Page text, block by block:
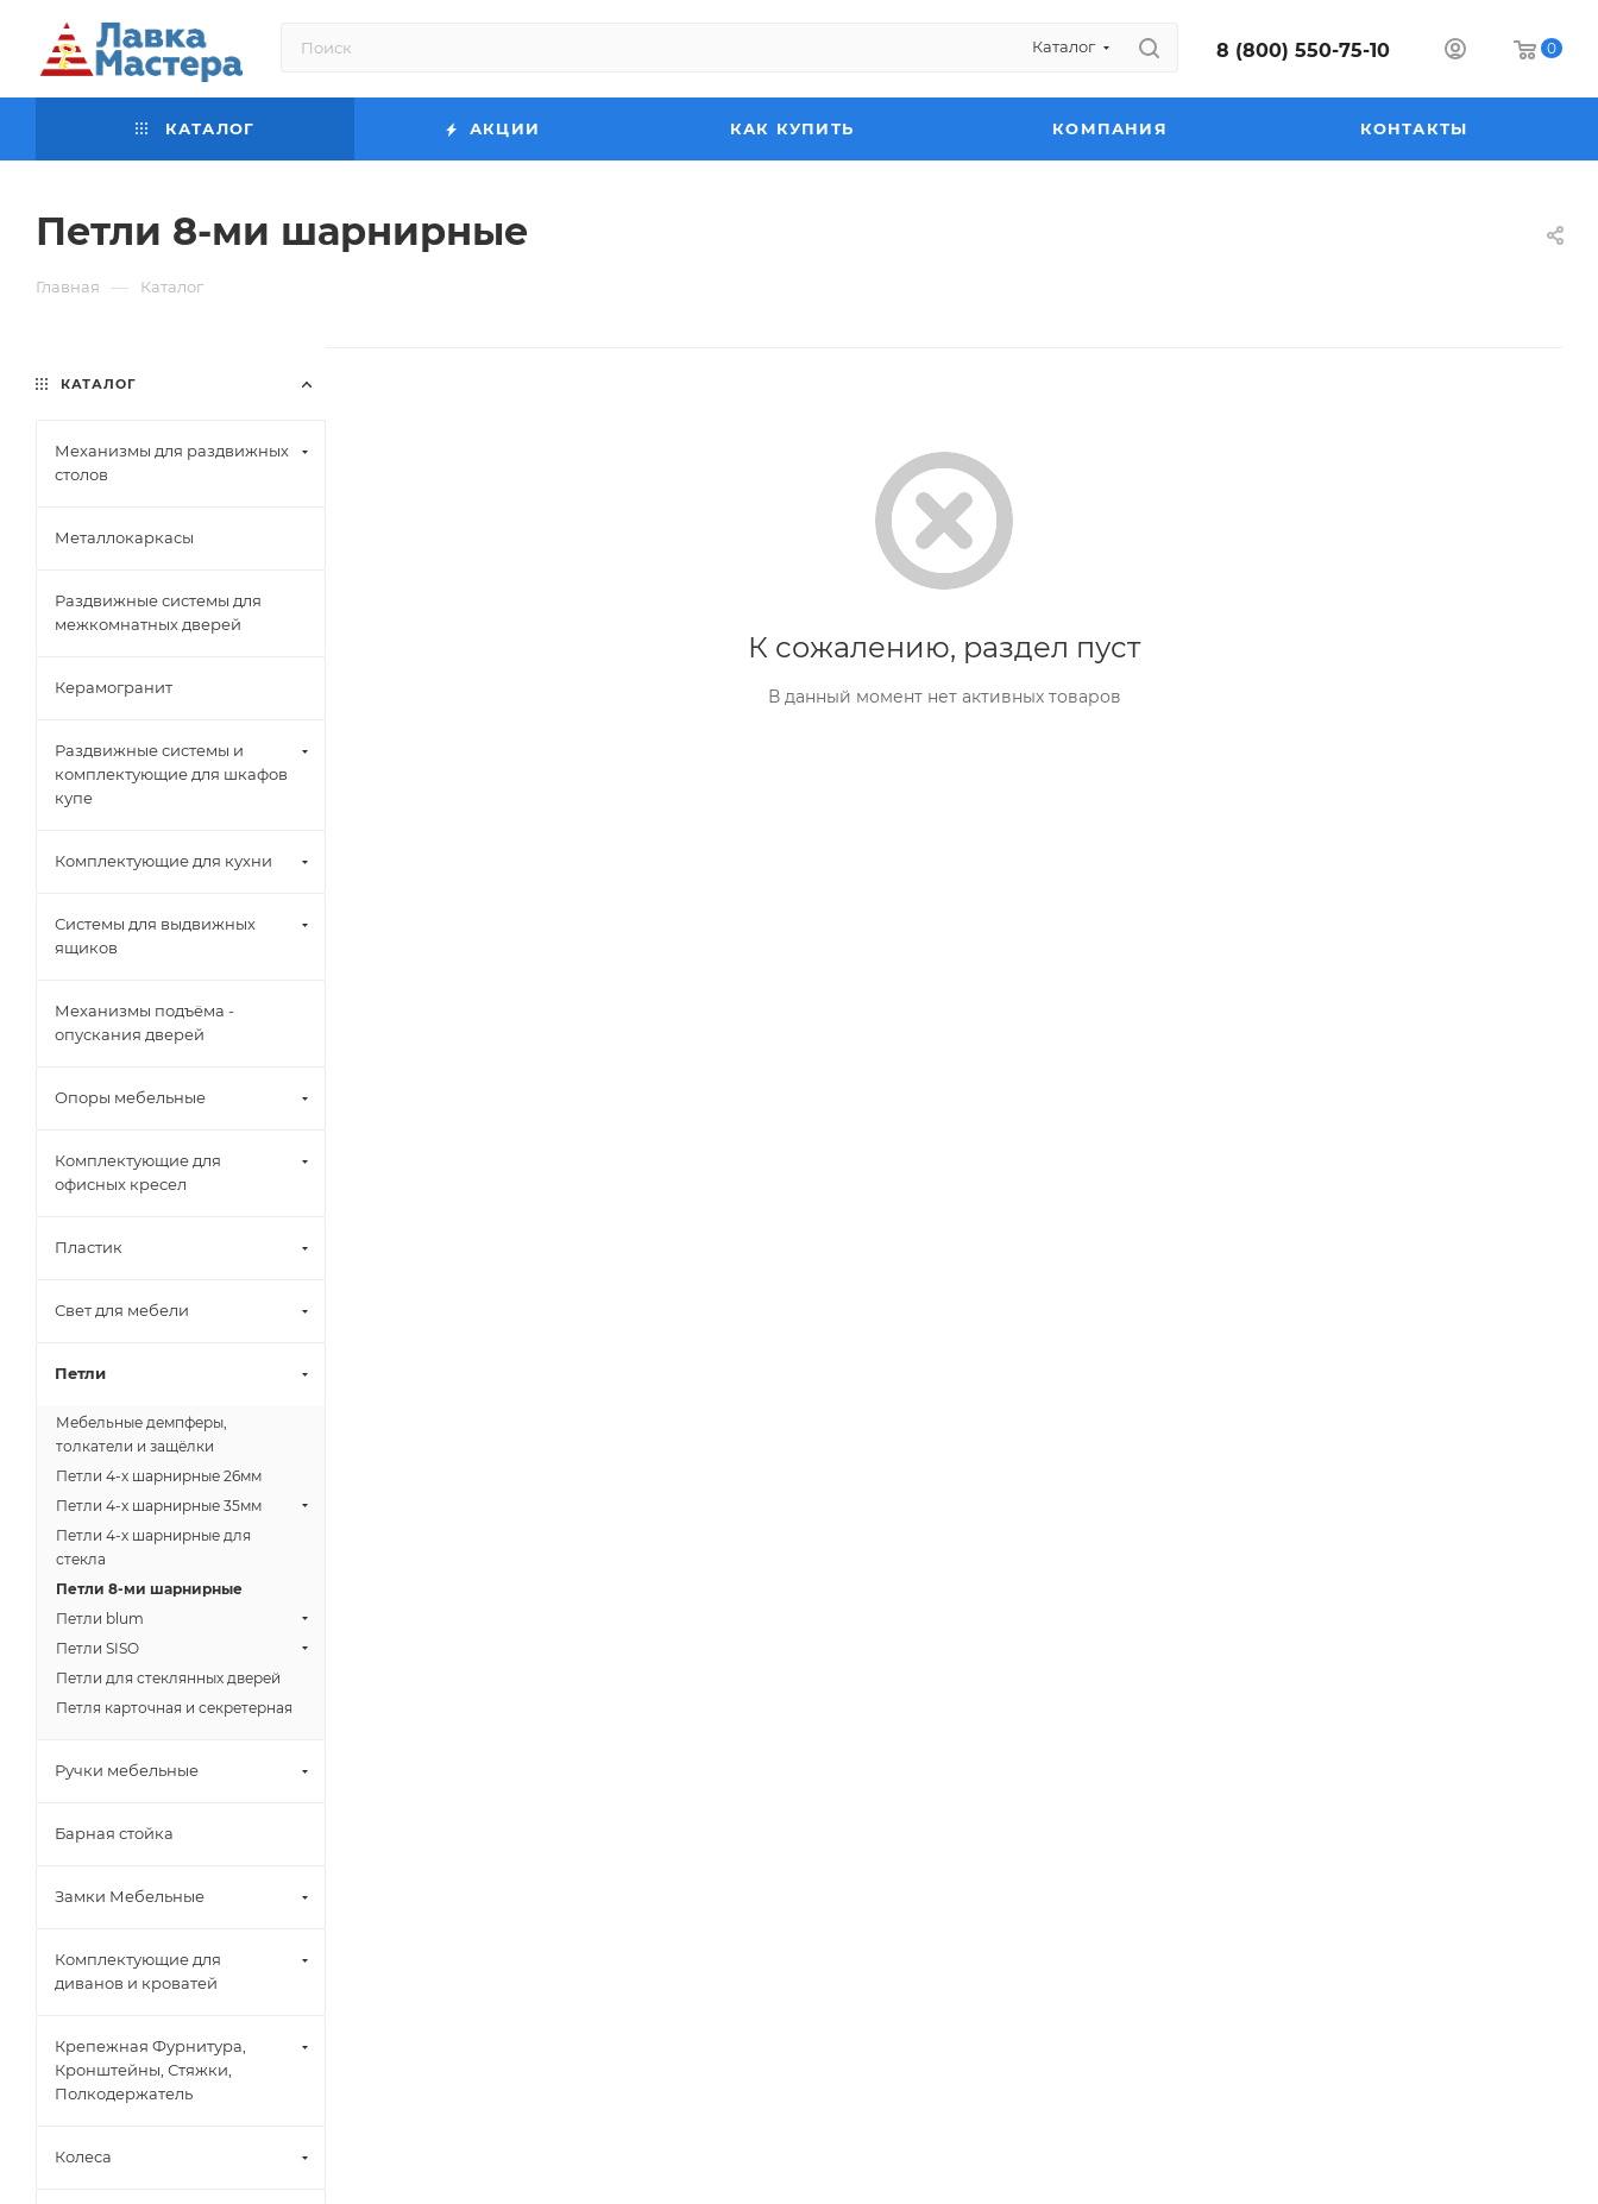
Каталог 8 (800) 550-75-10 0
КАТАЛОГ АКЦИИ КАК КУПИТЬ КОМПАНИЯ КОНТАКТЫ
Петли 8-ми шарнирные
Главная — Каталог
К сожалению, раздел пуст
В данный момент нет активных товаров
КАТАЛОГ
Механизмы для раздвижных
столов
Металлокаркасы
Раздвижные системы для
межкомнатных дверей
Керамогранит
Раздвижные системы и
комплектующие для шкафов
купе
Комплектующие для кухни
Системы для выдвижных
ящиков
Механизмы подъёма -
опускания дверей
Опоры мебельные
Комплектующие для
офисных кресел
Пластик
Свет для мебели
Петли
Мебельные демпферы,
толкатели и защёлки
Петли 4-х шарнирные 26мм
Петли 4-х шарнирные 35мм
Петли 4-х шарнирные для
стекла
Петли 8-ми шарнирные
Петли blum
Петли SISO
Петли для стеклянных дверей
Петля карточная и секретерная
Ручки мебельные
Барная стойка
Замки Мебельные
Комплектующие для
диванов и кроватей
Крепежная Фурнитура,
Кронштейны, Стяжки,
Полкодержатель
Колеса